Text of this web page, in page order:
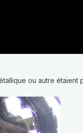
ou autre étaient